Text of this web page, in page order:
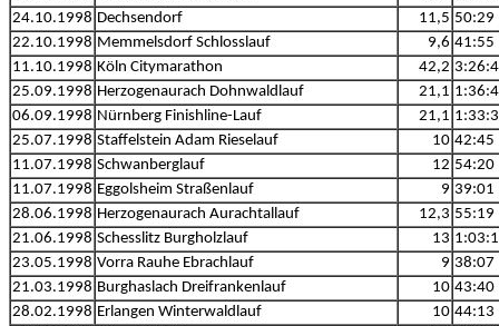
24.10.1998 Dechsendorf 11,5 50:29
22.10.1998 Memmelsdorf Schlosslauf 9,6 41:55
11.10.1998 Köln Citymarathon 42,2
25.09.1998 Herzogenaurach Dohnwaldlauf 21,1
06.09.1998 Nürnberg Finishline-Lauf 21,1
25.07.1998 Staffelstein Adam Rieselauf 10 42:45
11.07.1998 Schwanberglauf 12 54:20
11.07.1998 Eggolsheim Straßenlauf 9 39:01
28.06.1998 Herzogenaurach Aurachtallauf 12,3 55:19
21.06.1998 Schesslitz Burgholzlauf 13
23.05.1998 Vorra Rauhe Ebrachlauf 9 38:07
21.03.1998 Burghaslach Dreifrankenlauf 10 43:40
28.02.1998 Erlangen Winterwaldlauf 10 44:13